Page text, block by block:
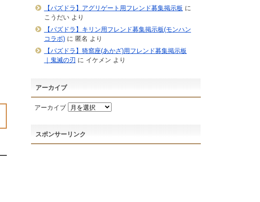
【パズドラ】アグリゲート用フレンド募集掲示板 に
こうだいより
【パズドラ】キリン用フレンド募集掲示板(モンハン
コラボ)に 匿名 より
【パズドラ】猗窩座(あかざ)用フレンド募集掲示板
｜鬼滅の刃 に イケメン より
アーカイブ
アーカイブ
スポンサーリンク